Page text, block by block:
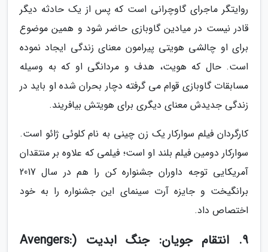
روایتگر ماجرای گاوچرانی است که پس از یک حادثه دیگر
قادر نیست در میادین گاوبازی حاضر شود و همین موضوع
برای او چالشی هویتی پیرامون معنای زندگی ایجاد نموده
است. حال که هویت، هدف و مردانگی او که به وسیله
مسابقات گاوبازی قوام می گرفته دچار بحران شده او باید در
زندگی جدیدش معنای دیگری برای هویتش بیافریند.
کارگردان فیلم سوارکار یک زن چینی به نام کلوئی ژائو است.
سوارکار دومین فیلم بلند او است؛ فیلمی که علاوه بر منتقدان
آمریکایی توجه داوران جشنواره کن را هم در سال 2017
برانگیخت و جایزه آرت سینمای این جشنواره را به خود
اختصاص داد.
9. انتقام جویان: جنگ ابدیت (Avengers: